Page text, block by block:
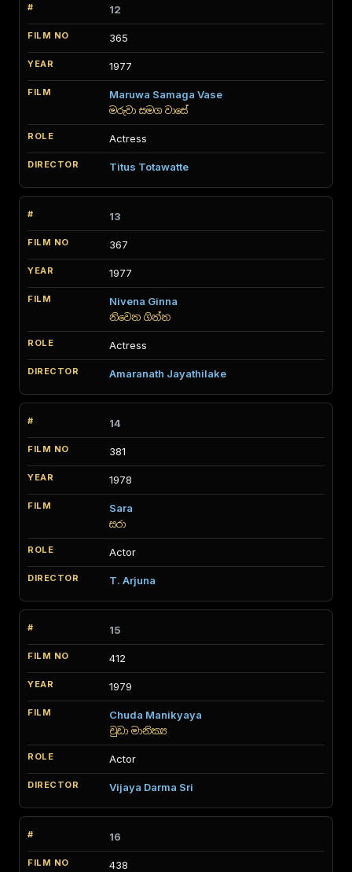
12
365
1977
Maruwa Samaga Vase
මරුවා සමග වාසේ
Actress
Titus Totawatte
13
367
1977
Nivena Ginna
නිවෙන ගින්න
Actress
Amaranath Jayathilake
14
381
1978
Sara
සරා
Actor
T. Arjuna
15
412
1979
Chuda Manikyaya
චුඩා මානික්‍ය
Actor
Vijaya Darma Sri
16
438